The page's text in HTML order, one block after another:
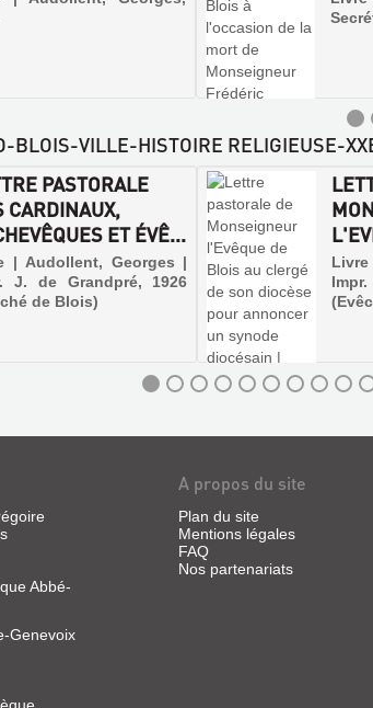
BLOIS-VILLE-HISTOIRE RELIGIEUSE-
PASTORALE
CARDINAUX,
ET ÉVÊ...
| Audollent, Georges |
J. de Grandpré, 1926
de Blois)
Abbé-
Genevoix
A propos du site
Plan du site
Mentions légales
FAQ
Nos partenariats